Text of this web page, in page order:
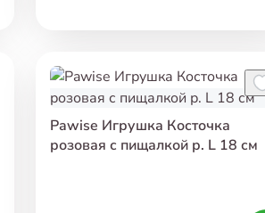
Pawise Игрушка Косточка
розовая с пищалкой р. L 18 см